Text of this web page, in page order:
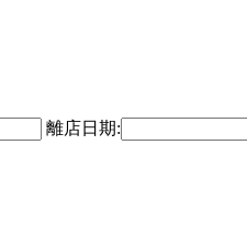
離店日期: